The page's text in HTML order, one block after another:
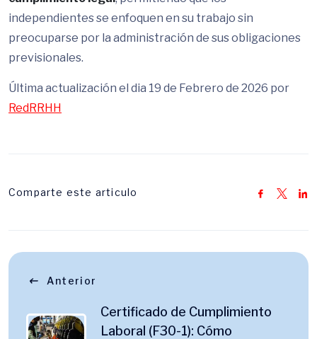
independientes se enfoquen en su trabajo sin
preocuparse por la administración de sus obligaciones
previsionales.
Última actualización el dia 19 de Febrero de 2026 por
RedRRHH
Comparte este articulo
Anterior
Certificado de Cumplimiento
Laboral (F30-1): Cómo